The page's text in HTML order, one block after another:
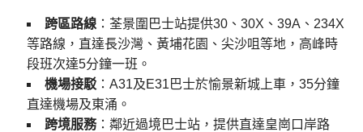
跨區路線：荃景圍巴士站提供30、30X、39A、234X
等路線，直達長沙灣、黃埔花園、尖沙咀等地，高峰時
段班次達5分鐘一班。
機場接駁：A31及E31巴士於愉景新城上車，35分鐘
直達機場及東涌。
跨境服務：鄰近過境巴士站，提供直達皇崗口岸路